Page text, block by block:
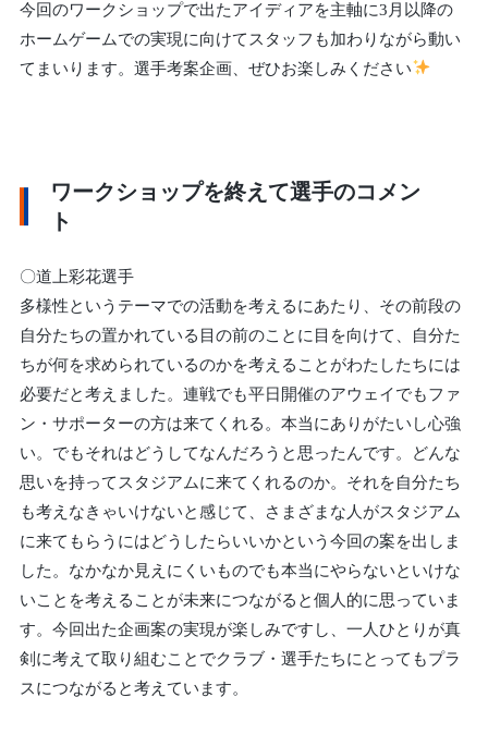
今回のワークショップで出たアイディアを主軸に3月以降の
ホームゲームでの実現に向けてスタッフも加わりながら動い
てまいります。選手考案企画、ぜひお楽しみください
ワークショップを終えて選手のコメン
ト
〇道上彩花選手
多様性というテーマでの活動を考えるにあたり、その前段の
自分たちの置かれている目の前のことに目を向けて、自分た
ちが何を求められているのかを考えることがわたしたちには
必要だと考えました。連戦でも平日開催のアウェイでもファ
ン・サポーターの方は来てくれる。本当にありがたいし心強
い。でもそれはどうしてなんだろうと思ったんです。どんな
思いを持ってスタジアムに来てくれるのか。それを自分たち
も考えなきゃいけないと感じて、さまざまな人がスタジアム
に来てもらうにはどうしたらいいかという今回の案を出しま
した。なかなか見えにくいものでも本当にやらないといけな
いことを考えることが未来につながると個人的に思っていま
す。今回出た企画案の実現が楽しみですし、一人ひとりが真
剣に考えて取り組むことでクラブ・選手たちにとってもプラ
スにつながると考えています。